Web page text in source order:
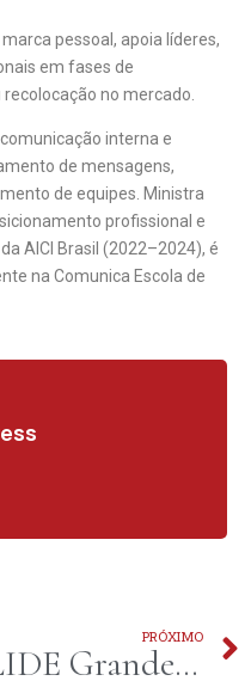
pessoal, apoia líderes,
em fases de
no mercado.
interna e
de mensagens,
de equipes. Ministra
profissional e
AICI Brasil (2022–2024), é
na Comunica Escola de
PRÓXIMO
LIDE Grande ABC promove jantar-debate com Henrique Meirelles no dia 23 de abril, em Santo André